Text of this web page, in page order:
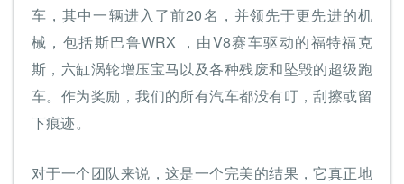
车，其中一辆进入了前20名，并领先于更先进的机
械，包括斯巴鲁WRX ，由V8赛车驱动的福特福克
斯，六缸涡轮增压宝马以及各种残废和坠毁的超级跑
车。作为奖励，我们的所有汽车都没有叮，刮擦或留
下痕迹。
对于一个团队来说，这是一个完美的结果，它真正地